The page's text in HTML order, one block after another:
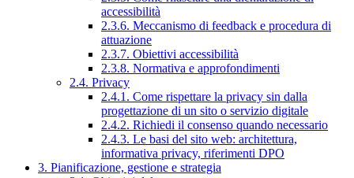
accessibilità
2.3.6. Meccanismo di feedback e procedura di
attuazione
2.3.7. Obiettivi accessibilità
2.3.8. Normativa e approfondimenti
2.4. Privacy
2.4.1. Come rispettare la privacy sin dalla
progettazione di un sito o servizio digitale
2.4.2. Richiedi il consenso quando necessario
2.4.3. Le basi del sito web: architettura,
informativa privacy, riferimenti DPO
3. Pianificazione, gestione e strategia